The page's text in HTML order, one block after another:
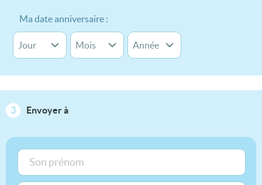
Ma date anniversaire :
3 Envoyer à